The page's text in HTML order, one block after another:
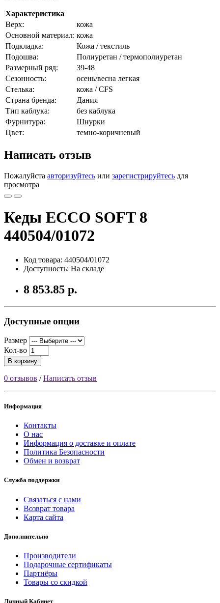
Характеристика
Верх:
кожа
Основной материал: кожа
Подкладка:
Кожа / текстиль
Подошва:
Полиуретан / термополиуретан
Размерный ряд:
39-48
Сезонность:
осень/весна легкая
Стелька:
кожа / CFS
Страна бренда:
Дания
Тип каблука:
без каблука
Фурнитура:
Шнурки
Цвет:
темно-коричневый
Написать отзыв
Пожалуйста авторизуйтесь или зарегистрируйтесь для
просмотра
Кеды ECCO SOFT 8
440504/01072
Код товара: 440504/01072
Доступность: На складе
8 853.85 р.
Доступные опции
Размер
Кол-во
В корзину
0 отзывов /Написать отзыв
Информация
Контакты
О нас
Информация о доставке и оплате
Политика Безопасности
Обмен и возврат
Служба поддержки
Связаться с нами
Возврат товара
Карта сайта
Дополнительно
Производители
Подарочные сертификаты
Партнёры
Товары со скидкой
Личный Кабинет